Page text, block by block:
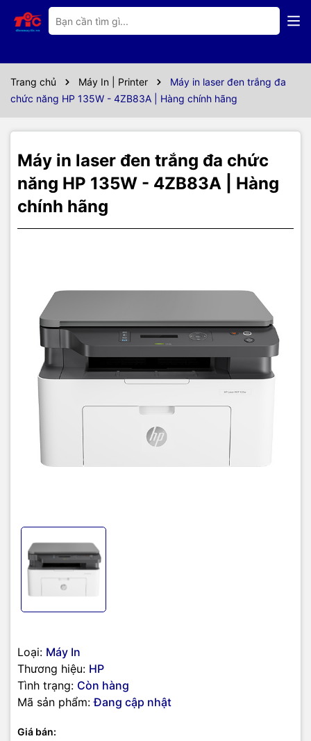
Trang chủ Máy In | Printer
Máy in laser đen trắng đa
chức năng HP 135W - 4ZB83A | Hàng chính hãng
Máy in laser đen trắng đa chức
năng HP 135W - 4ZB83A | Hàng
chính hãng
Loại: Máy In
Thương hiệu: HP
Tình trạng: Còn hàng
Mã sản phẩm: Đang cập nhật
Giá bán:
Thông số kỹ thuật
Máy in laser đen trắng đa
chức năng HP 135W -
4ZB83A
dáng hiện đại, tính bảo mật cao và khả năng in đa chức năng với
việc in, scan, photocopy chất lượng cao, thích hợp cho văn phòng
của bạn.HP 135W - 4ZB83A
có được khả năng in hiệu suất cao
của máy in đa chức năng với mức giá phải chăng.
Thiết kế hiện đại, nhỏ gọn tiện lợi
HP 135W - 4ZB83A
nhỏ gọn, để có thể đặt gọn gàng ở bất cứ đâu trong văn phòng,
góc làm việc của bạn. Thể hiện hiệu năng tốt nhất nhưng vẫn gọn